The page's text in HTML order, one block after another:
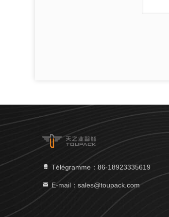
Télégramme：86-18923335619
E-mail：sales@toupack.com